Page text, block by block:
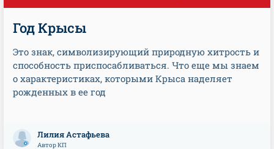
Год Крысы
Это знак, символизирующий природную хитрость и
способность приспосабливаться. Что еще мы знаем
о характеристиках, которыми Крыса наделяет
рожденных в ее год
Лилия Астафьева
Автор КП